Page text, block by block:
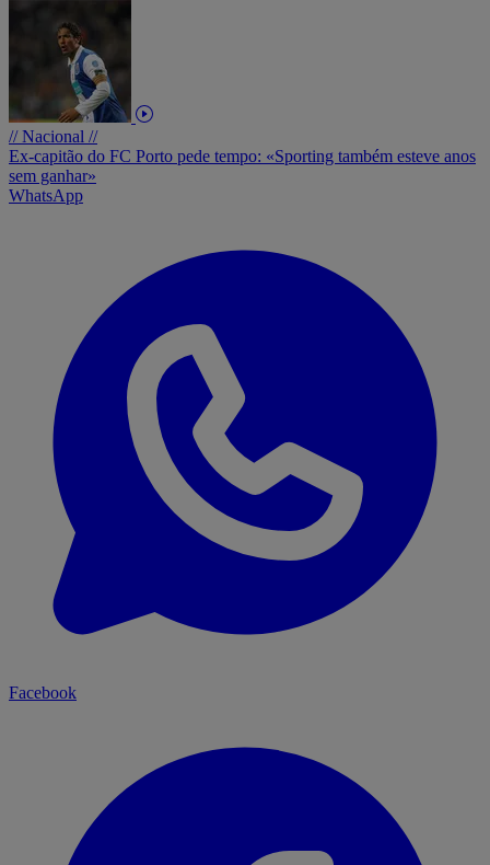
// Nacional //
Ex-capitão do FC Porto pede tempo: «Sporting também esteve anos
sem ganhar»
WhatsApp
Facebook